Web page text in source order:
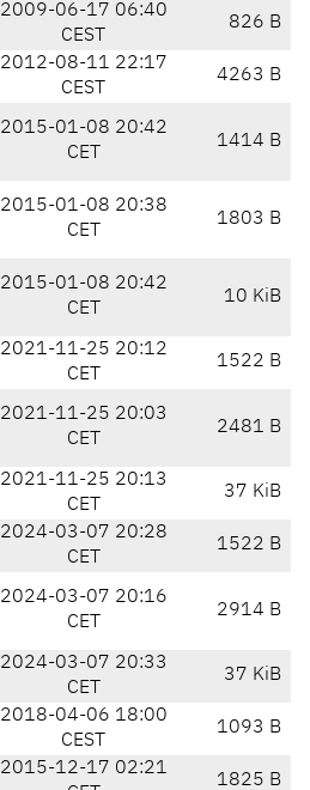
2009-06-17 06:40
CEST
826 B
2012-08-11 22:17
CEST
4263 B
2015-01-08 20:42
CET
1414 B
2015-01-08 20:38
CET
1803 B
2015-01-08 20:42
CET
10 KiB
2021-11-25 20:12
CET
1522 B
2021-11-25 20:03
CET
2481 B
2021-11-25 20:13
CET
37 KiB
2024-03-07 20:28
CET
1522 B
2024-03-07 20:16
CET
2914 B
2024-03-07 20:33
CET
37 KiB
2018-04-06 18:00
CEST
1093 B
2015-12-17 02:21
1825 B